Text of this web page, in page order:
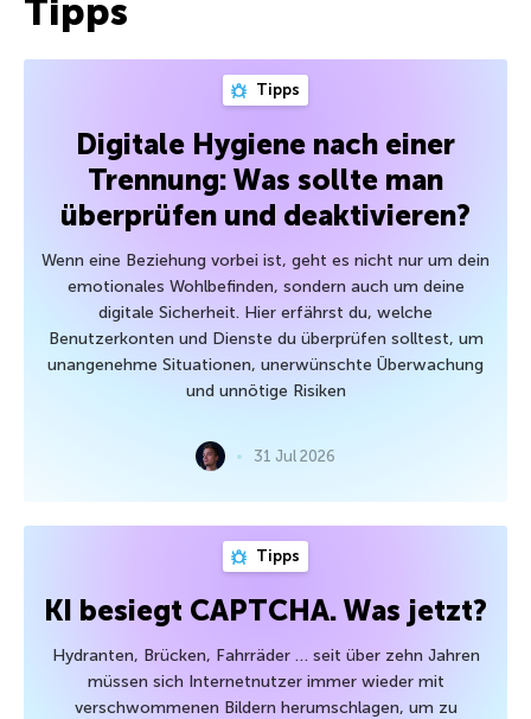
Tipps
Tipps
Digitale Hygiene nach einer
Trennung: Was sollte man
überprüfen und deaktivieren?
Wenn eine Beziehung vorbei ist, geht es nicht nur um dein
emotionales Wohlbefinden, sondern auch um deine
digitale Sicherheit. Hier erfährst du, welche
Benutzerkonten und Dienste du überprüfen solltest, um
unangenehme Situationen, unerwünschte Überwachung
und unnötige Risiken
31 Jul 2026
Tipps
KI besiegt CAPTCHA. Was jetzt?
Hydranten, Brücken, Fahrräder … seit über zehn Jahren
müssen sich Internetnutzer immer wieder mit
verschwommenen Bildern herumschlagen, um zu